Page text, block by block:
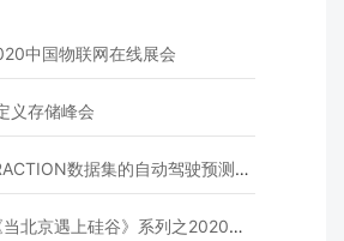
中国物联网在线展会
义存储峰会
数据集的自动驾驶预测模型挑战赛
京遇上硅谷》系列之2020年度开源峰会